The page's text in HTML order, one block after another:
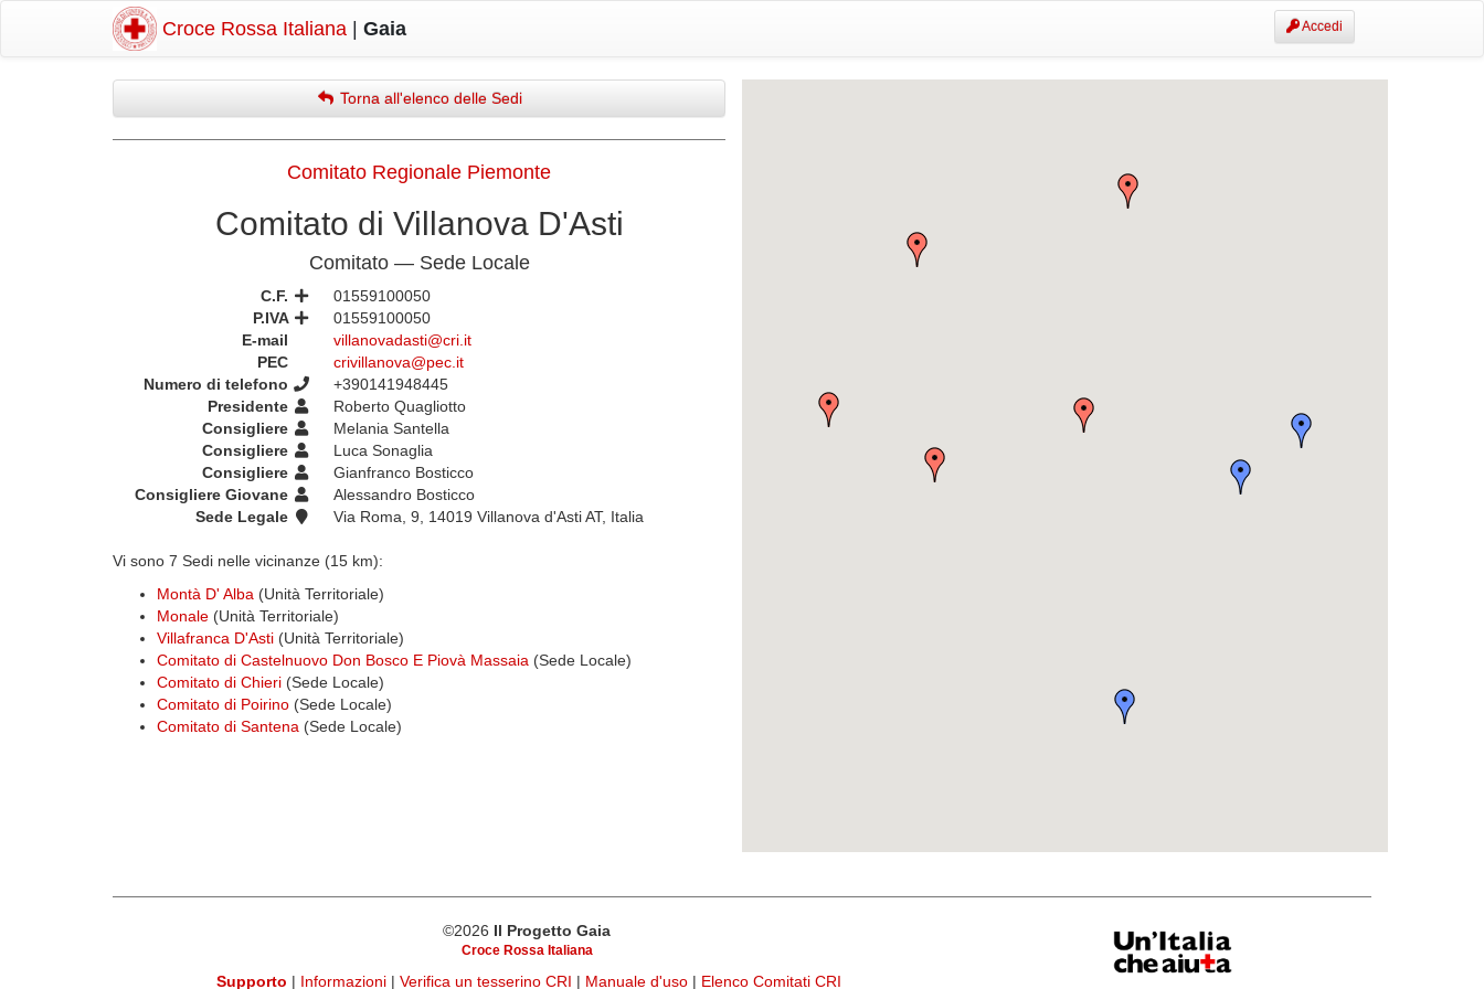
Croce Rossa Italiana Gaia Accedi
Torna all'elenco delle Sedi
Comitato Regionale Piemonte
Comitato di Villanova D'Asti
Comitato — Sede Locale
C.F.
01559100050
P.IVA
01559100050
E-mail
villanovadasti@cri.it
PEC
crivillanova@pec.it
Numero di telefono
+390141948445
Presidente
Roberto Quagliotto
Consigliere
Melania Santella
Consigliere
Luca Sonaglia
Consigliere
Gianfranco Bosticco
Consigliere Giovane
Alessandro Bosticco
Sede Legale
Via Roma, 9, 14019 Villanova d'Asti AT, Italia
Vi sono 7 Sedi nelle vicinanze (15 km):
Montà D' Alba (Unità Territoriale)
Monale (Unità Territoriale)
Villafranca D'Asti (Unità Territoriale)
Comitato di Castelnuovo Don Bosco E Piovà Massaia (Sede Locale)
Comitato di Chieri (Sede Locale)
Comitato di Poirino (Sede Locale)
Comitato di Santena (Sede Locale)
©2026 Il Progetto Gaia
Croce Rossa Italiana
Supporto | Informazioni | Verifica un tesserino CRI | Manuale d'uso | Elenco Comitati CRI